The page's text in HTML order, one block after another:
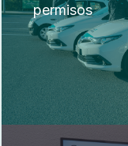
permisos